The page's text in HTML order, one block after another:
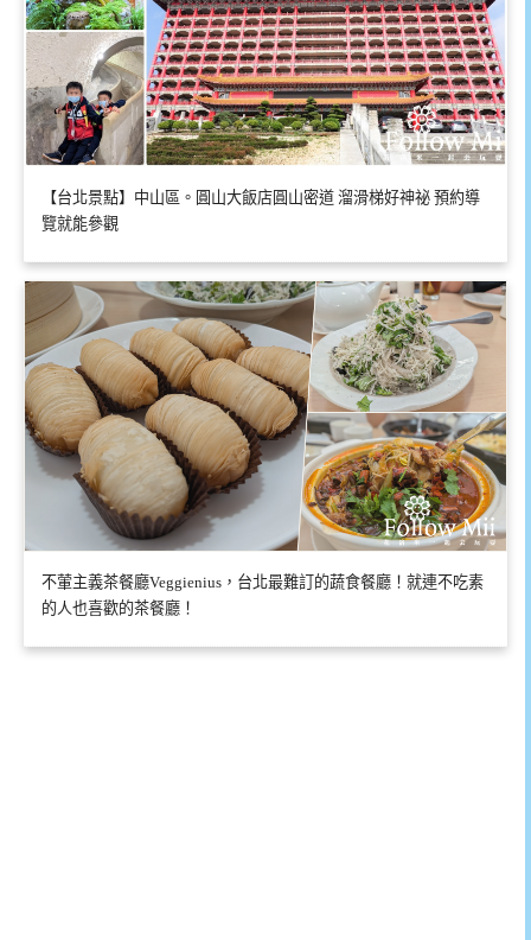
【台北景點】中山區。圓山大飯店圓山密道 溜滑梯好神祕 預約導
覽就能參觀
不葷主義茶餐廳Veggienius，台北最難訂的蔬食餐廳！就連不吃素
的人也喜歡的茶餐廳！